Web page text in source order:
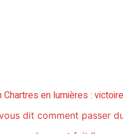
Chartres en lumières :
dit comment passer